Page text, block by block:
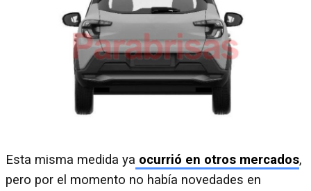
Esta misma medida ya ocurrió en otros mercados,
pero por el momento no había novedades en